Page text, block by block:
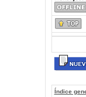
Índice